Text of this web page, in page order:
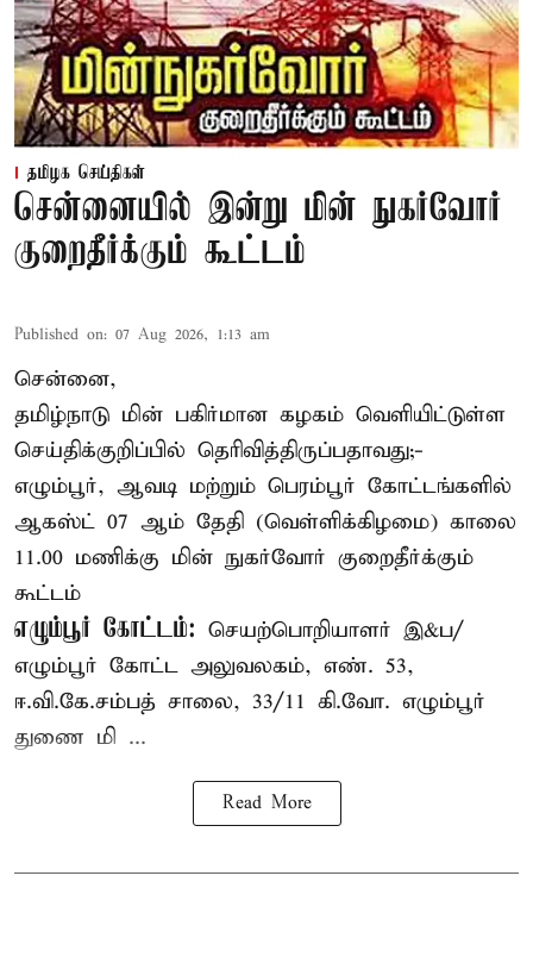
தமிழக செய்திகள்
சென்னையில் இன்று மின் நுகர்வோர்
குறைதீர்க்கும் கூட்டம்
Published on: 07 Aug 2026, 1:13 am
சென்னை,
தமிழ்நாடு மின் பகிர்மான கழகம் வெளியிட்டுள்ள
செய்திக்குறிப்பில் தெரிவித்திருப்பதாவது;-
எழும்பூர், ஆவடி மற்றும் பெரம்பூர் கோட்டங்களில்
ஆகஸ்ட் 07 ஆம் தேதி (வெள்ளிக்கிழமை) காலை
11.00 மணிக்கு மின் நுகர்வோர் குறைதீர்க்கும்
கூட்டம்
எழும்பூர் கோட்டம்: செயற்பொறியாளர் இ&ப/
எழும்பூர் கோட்ட அலுவலகம், எண். 53,
ஈ.வி.கே.சம்பத் சாலை, 33/11 கி.வோ. எழும்பூர்
துணை மி ...
Read More